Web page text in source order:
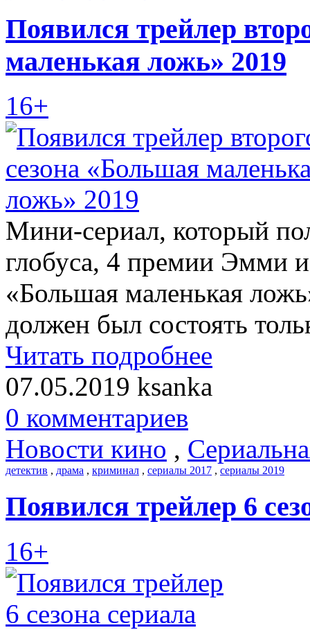
Появился трейлер
маленькая ложь» 2019
16+
Мини-сериал, который
глобуса, 4 премии Эмми
«Большая маленькая
должен был состоять
Читать подробнее
07.05.2019 ksanka
0 комментариев
Новости кино ,
детектив , драма , криминал , сериалы 2017 , сериалы 2019
Появился трейлер 6
16+